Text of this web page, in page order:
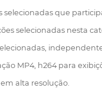
selecionadas que
selecionadas nesta
selecionadas,
MP4, h264 para
alta resolução.